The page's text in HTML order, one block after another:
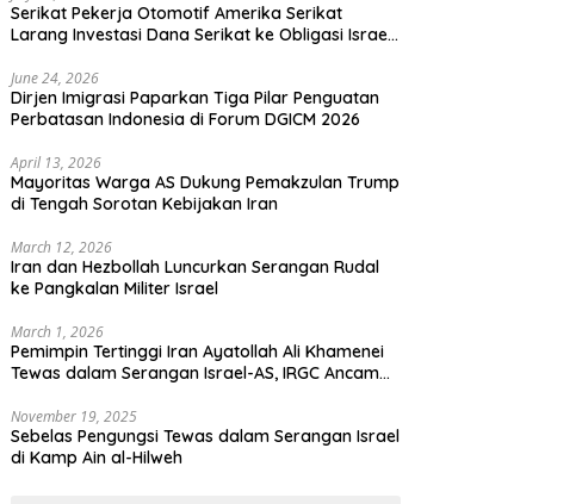
Serikat Pekerja Otomotif Amerika Serikat
Larang Investasi Dana Serikat ke Obligasi Israel,
June 24, 2026
Dirjen Imigrasi Paparkan Tiga Pilar Penguatan
Perbatasan Indonesia di Forum DGICM 2026
April 13, 2026
Mayoritas Warga AS Dukung Pemakzulan Trump
di Tengah Sorotan Kebijakan Iran
March 12, 2026
Iran dan Hezbollah Luncurkan Serangan Rudal
ke Pangkalan Militer Israel
March 1, 2026
Pemimpin Tertinggi Iran Ayatollah Ali Khamenei
Tewas dalam Serangan Israel-AS, IRGC Ancam
November 19, 2025
Sebelas Pengungsi Tewas dalam Serangan Israel
di Kamp Ain al-Hilweh